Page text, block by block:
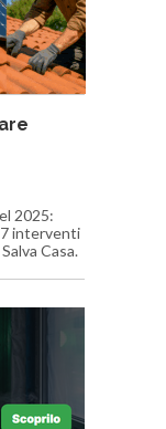
2025:
interventi
Casa.